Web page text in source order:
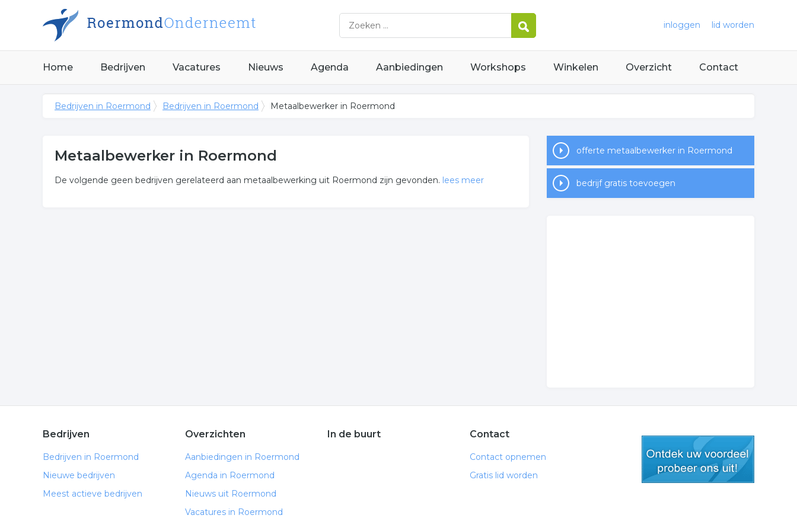
inloggen lid worden
Home Bedrijven Vacatures Nieuws Agenda Aanbiedingen Workshops Winkelen Overzicht Contact
Bedrijven in Roermond Bedrijven in Roermond Metaalbewerker in Roermond
Metaalbewerker in Roermond
De volgende geen bedrijven gerelateerd aan metaalbewerking uit Roermond zijn gevonden. lees meer
offerte metaalbewerker in Roermond
bedrijf gratis toevoegen
Bedrijven
Bedrijven in Roermond
Nieuwe bedrijven
Meest actieve bedrijven
Overzichten
Aanbiedingen in Roermond
Agenda in Roermond
Nieuws uit Roermond
Vacatures in Roermond
In de buurt Contact
Contact opnemen
Gratis lid worden